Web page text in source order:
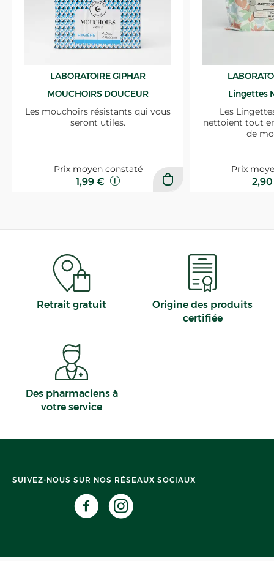
LABORATOIRE GIPHAR
MOUCHOIRS DOUCEUR
Les mouchoirs résistants qui vous
seront utiles.
Prix moyen constaté
1,99 €
Lingettes
Les
nettoient tout
de
Prix
Retrait gratuit
Origine des produits
certifiée
Des pharmaciens à
votre service
SUIVEZ-NOUS SUR NOS RÉSEAUX SOCIAUX